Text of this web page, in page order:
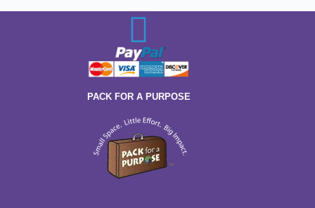
PACK FOR A PURPOSE